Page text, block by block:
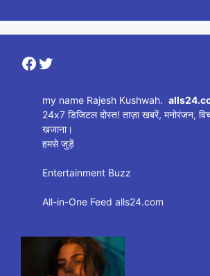
Facebook
Twitter
my name Rajesh Kushwah.
24x7 डिजिटल दोस्त! ताज़ा खबरें, मनोरंजन,
खजाना।
हमसे जुड़ें
Entertainment Buzz
All-in-One Feed alls24.com